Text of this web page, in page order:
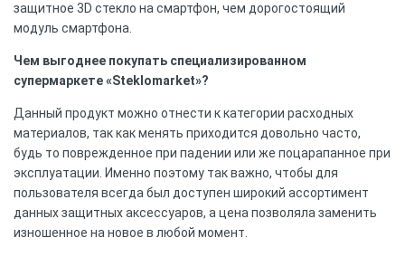
защитное 3D стекло на смартфон, чем дорогостоящий
модуль смартфона.
Чем выгоднее покупать специализированном
супермаркете «Steklomarket»?
Данный продукт можно отнести к категории расходных
материалов, так как менять приходится довольно часто,
будь то поврежденное при падении или же поцарапанное при
эксплуатации. Именно поэтому так важно, чтобы для
пользователя всегда был доступен широкий ассортимент
данных защитных аксессуаров, а цена позволяла заменить
изношенное на новое в любой момент.